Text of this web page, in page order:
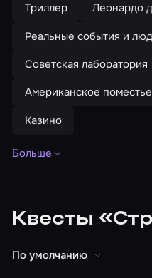
Триллер
Леонардо
Реальные события и
Советская лаборатория
Американское поместье
Казино
Тематика
Параллельные миры
Аудитория
Больше
Квесты
По умолчанию